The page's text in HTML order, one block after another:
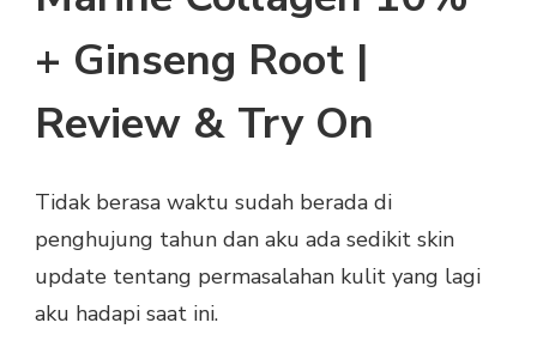
+ Ginseng Root |
Review & Try On
Tidak berasa waktu sudah berada di
penghujung tahun dan aku ada sedikit skin
update tentang permasalahan kulit yang lagi
aku hadapi saat ini.